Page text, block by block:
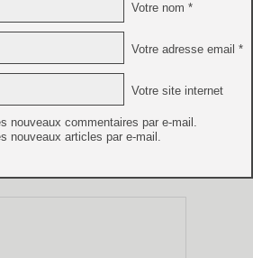
Votre nom *
Votre adresse email *
Votre site internet
nouveaux commentaires par e-mail.
nouveaux articles par e-mail.